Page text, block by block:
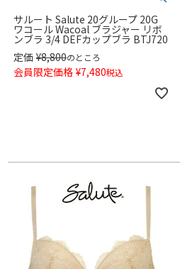
サルート Salute 20グループ 20G
ワコール Wacoal ブラジャー リボ
ンブラ 3/4 DEFカップブラ BTJ720
定価 ¥8,800のところ
会員限定価格 ¥7,480税込